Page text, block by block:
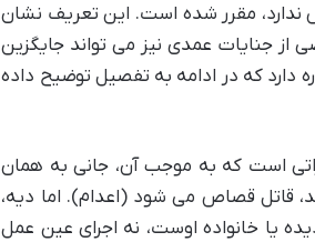
مقرر شده است. این تعریف نشان
جنایات عمدی نیز می تواند جایگزین
«ارش» اشاره دارد که در ادامه به تفصیل توضیح داده
است که به موجب آن، جانی به همان
قاتل قصاص می شود (اعدام). اما دیه،
یا خانواده اوست، نه اجرای عین عمل